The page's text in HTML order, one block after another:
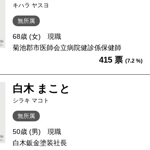
キハラ ヤスヨ
無所属
68歳 (女)
現職
菊池郡市医師会立病院健診係保健師
415 票 (7.2 %)
白木 まこと
シラキ マコト
無所属
50歳 (男)
現職
白木鈑金塗装社長